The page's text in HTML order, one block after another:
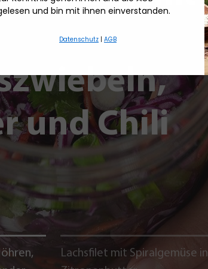
und Chili
Lachsfilet mit Spiralgemüse in
und bin mit ihnen einverstanden.
Datenschutz | AGB